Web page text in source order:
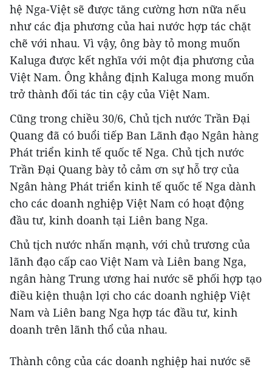
hệ Nga-Việt sẽ được tăng cường hơn nữa nếu
như các địa phương của hai nước hợp tác chặt
chẽ với nhau. Vì vậy, ông bày tỏ mong muốn
Kaluga được kết nghĩa với một địa phương của
Việt Nam. Ông khẳng định Kaluga mong muốn
trở thành đối tác tin cậy của Việt Nam.
Cũng trong chiều 30/6, Chủ tịch nước Trần Đại
Quang đã có buổi tiếp Ban Lãnh đạo Ngân hàng
Phát triển kinh tế quốc tế Nga. Chủ tịch nước
Trần Đại Quang bày tỏ cảm ơn sự hỗ trợ của
Ngân hàng Phát triển kinh tế quốc tế Nga dành
cho các doanh nghiệp Việt Nam có hoạt động
đầu tư, kinh doanh tại Liên bang Nga.
Chủ tịch nước nhấn mạnh, với chủ trương của
lãnh đạo cấp cao Việt Nam và Liên bang Nga,
ngân hàng Trung ương hai nước sẽ phối hợp tạo
điều kiện thuận lợi cho các doanh nghiệp Việt
Nam và Liên bang Nga hợp tác đầu tư, kinh
doanh trên lãnh thổ của nhau.
Thành công của các doanh nghiệp hai nước sẽ